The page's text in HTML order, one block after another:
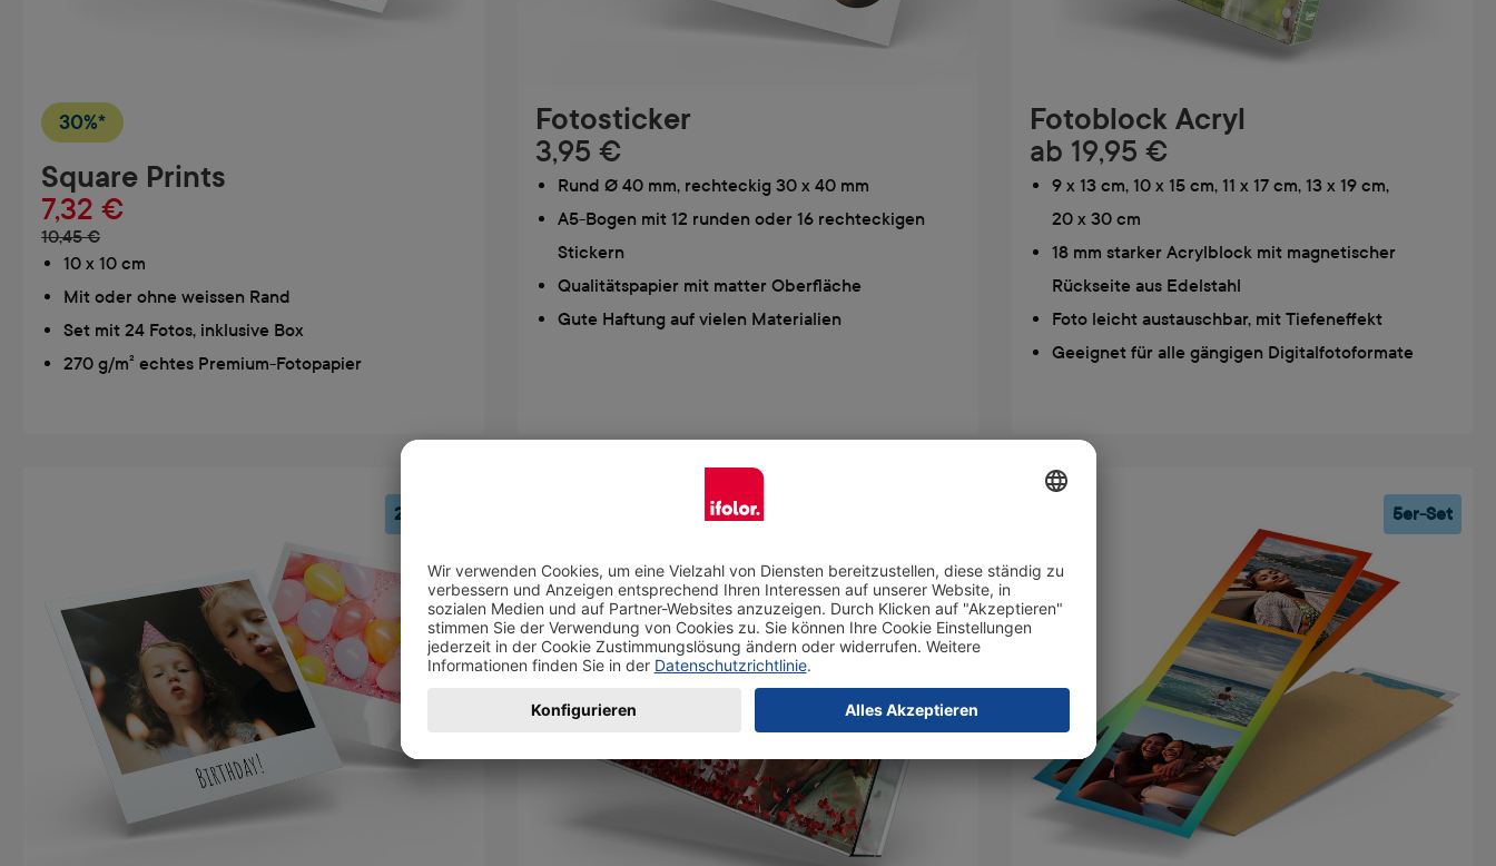
30%*
Square Prints
7,32 €
10,45 €
10 x 10 cm
Mit oder ohne weissen Rand
Set mit 24 Fotos, inklusive Box
270 g/m² echtes Premium-Fotopapier
Fotosticker
3,95 €
Rund Ø 40 mm, rechteckig 30 x 40 mm
A5-Bogen mit 12 runden oder 16 rechteckigen
Stickern
Qualitätspapier mit matter Oberfläche
Gute Haftung auf vielen Materialien
Fotoblock Acryl
ab 19,95 €
9 x 13 cm, 10 x 15 cm, 11 x 17 cm, 13 x 19 cm,
20 x 30 cm
18 mm starker Acrylblock mit magnetischer
Rückseite aus Edelstahl
Foto leicht austauschbar, mit Tiefeneffekt
Geeignet für alle gängigen Digitalfotoformate
24er-Set 5er-Set